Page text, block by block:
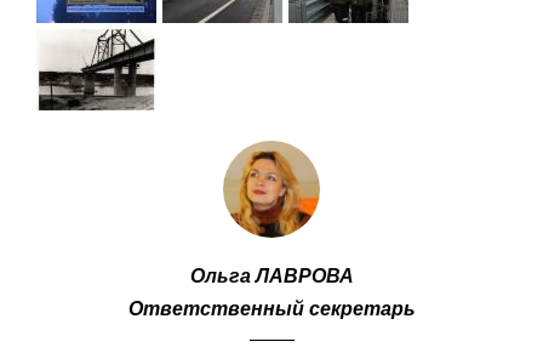
Ольга ЛАВРОВА
Ответственный секретарь